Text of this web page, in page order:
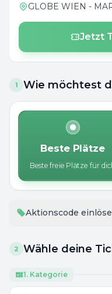
GLOBE WIEN -
Jetzt
1 Wie möchtest
Beste Plätze
Beste freie Plätze für
Aktionscode
2 Wähle deine
1. Kategorie